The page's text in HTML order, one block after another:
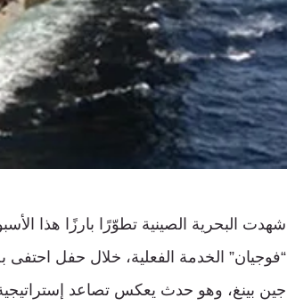
شهدت البحرية الصينية تطوّرًا بارزًا هذا
“فوجيان” الخدمة الفعلية، خلال حفل
جين بينغ، وهو حدث يعكس تصاعد إستراتيجية